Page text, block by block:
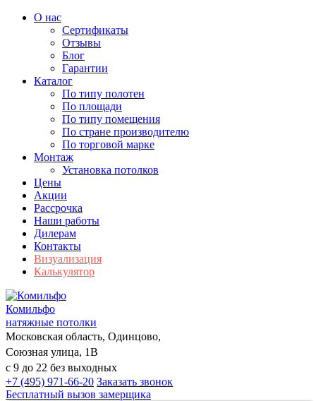
О нас
Сертификаты
Отзывы
Блог
Гарантии
Каталог
По типу полотен
По площади
По типу помещения
По стране производителю
По торговой марке
Монтаж
Установка потолков
Цены
Акции
Рассрочка
Наши работы
Дилерам
Контакты
Визуализация
Калькулятор
Комильфо
натяжные потолки
Московская область, Одинцово,
Союзная улица, 1В
с 9 до 22 без выходных
+7 (495) 971-66-20 Заказать звонок
Бесплатный вызов замерщика